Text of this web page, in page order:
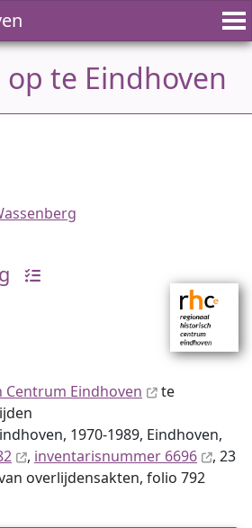
te Eindhoven
Centrum Eindhoven
te
1970-1989, Eindhoven,
, inventaris­num­mer 6696
, 23
overlijdensakten, folio 792